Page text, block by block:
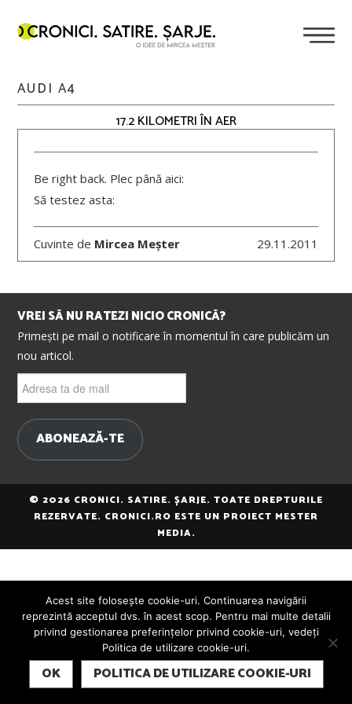
AUDI A4
17.2 KILOMETRI ÎN AER
Be right back. Plec până aici:
Să testez asta:
Cuvinte de Mircea Meșter 29.11.2011
VREI SĂ NU RATEZI NICIO CRONICĂ?
Primești pe mail o notificare în momentul în care publicăm un
nou articol.
ta
mail
ABONEAZĂ-TE
© 2026 CRONICI. SATIRE. ȘARJE. TOATE DREPTURILE
REZERVATE. CRONICI.RO ESTE UN PROIECT MESTER
MEDIA.
SUBSCRIBE
Acest site folosește cookie-uri. Continuarea navigării
reprezintă acceptul dvs. în acest scop. Pentru mai multe detalii
privind gestionarea preferințelor privind cookie-uri, vedeți
Politica de utilizare cookie-uri.
OK POLITICA DE UTILIZARE COOKIE-URI